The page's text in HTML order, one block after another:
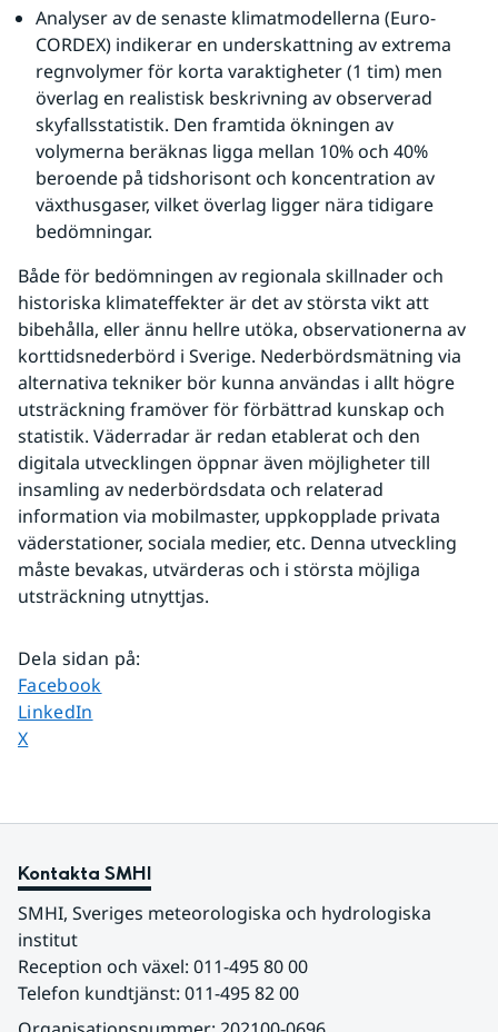
Analyser av de senaste klimatmodellerna (Euro-
CORDEX) indikerar en underskattning av extrema
regnvolymer för korta varaktigheter (1 tim) men
överlag en realistisk beskrivning av observerad
skyfallsstatistik. Den framtida ökningen av
volymerna beräknas ligga mellan 10% och 40%
beroende på tidshorisont och koncentration av
växthusgaser, vilket överlag ligger nära tidigare
bedömningar.
Både för bedömningen av regionala skillnader och
historiska klimateffekter är det av största vikt att
bibehålla, eller ännu hellre utöka, observationerna av
korttidsnederbörd i Sverige. Nederbördsmätning via
alternativa tekniker bör kunna användas i allt högre
utsträckning framöver för förbättrad kunskap och
statistik. Väderradar är redan etablerat och den
digitala utvecklingen öppnar även möjligheter till
insamling av nederbördsdata och relaterad
information via mobilmaster, uppkopplade privata
väderstationer, sociala medier, etc. Denna utveckling
måste bevakas, utvärderas och i största möjliga
utsträckning utnyttjas.
Dela sidan på:
Dela sidan på
Facebook
Dela sidan på
LinkedIn
Dela sidan på
X
Kontakta SMHI
SMHI, Sveriges meteorologiska och hydrologiska
institut
Reception och växel: 011-495 80 00
Telefon kundtjänst: 011-495 82 00